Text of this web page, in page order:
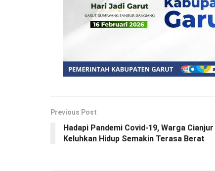
Previous Post
Hadapi Pandemi Covid-19, Warga Cianjur
Keluhkan Hidup Semakin Terasa Berat